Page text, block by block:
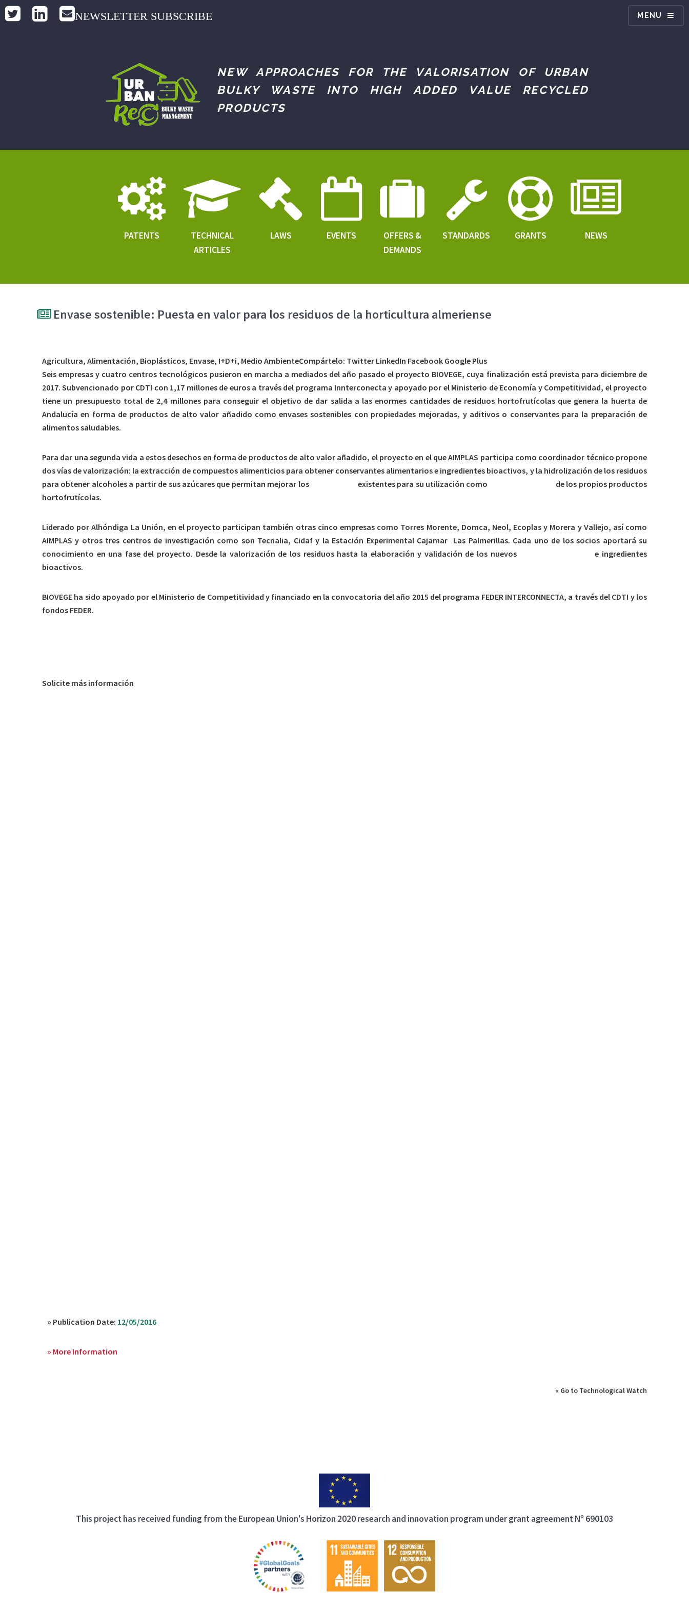
MENU
NEWSLETTER SUBSCRIBE
NEW APPROACHES FOR THE VALORISATION OF URBAN
BULKY WASTE INTO HIGH ADDED VALUE RECYCLED
PRODUCTS
PATENTS
TECHNICAL
ARTICLES
LAWS EVENTS
OFFERS &
DEMANDS
STANDARDS GRANTS NEWS
Envase sostenible: Puesta en valor para los residuos de la horticultura almeriense
Agricultura, Alimentación, Bioplásticos, Envase, I+D+i, Medio AmbienteCompártelo: Twitter LinkedIn Facebook Google Plus
Seis empresas y cuatro centros tecnológicos pusieron en marcha a mediados del año pasado el proyecto BIOVEGE, cuya finalización está prevista para diciembre de
2017. Subvencionado por CDTI con 1,17 millones de euros a través del programa Innterconecta y apoyado por el Ministerio de Economía y Competitividad, el proyecto
tiene un presupuesto total de 2,4 millones para conseguir el objetivo de dar salida a las enormes cantidades de residuos hortofrutícolas que genera la huerta de
Andalucía en forma de productos de alto valor añadido como envases sostenibles con propiedades mejoradas, y aditivos o conservantes para la preparación de
alimentos saludables.
Para dar una segunda vida a estos desechos en forma de productos de alto valor añadido, el proyecto en el que AIMPLAS participa como coordinador técnico propone
dos vías de valorización: la extracción de compuestos alimenticios para obtener conservantes alimentarios e ingredientes bioactivos, y la hidrolización de los residuos
para obtener alcoholes a partir de sus azúcares que permitan mejorar los
existentes para su utilización como
de los propios productos
hortofrutícolas.
Liderado por Alhóndiga La Unión, en el proyecto participan también otras cinco empresas como Torres Morente, Domca, Neol, Ecoplas y Morera y Vallejo, así como
AIMPLAS y otros tres centros de investigación como son Tecnalia, Cidaf y la Estación Experimental Cajamar Las Palmerillas. Cada uno de los socios aportará su
conocimiento en una fase del proyecto. Desde la valorización de los residuos hasta la elaboración y validación de los nuevos
envases sosteniblese ingredientes
bioactivos.
BIOVEGE ha sido apoyado por el Ministerio de Competitividad y financiado en la convocatoria del año 2015 del programa FEDER INTERCONNECTA, a través del CDTI y los
fondos FEDER.
Solicite más información
» Publication Date: 12/05/2016
» More Information
« Go to Technological Watch
This project has received funding from the European Union's Horizon 2020 research and innovation program under grant agreement Nº 690103